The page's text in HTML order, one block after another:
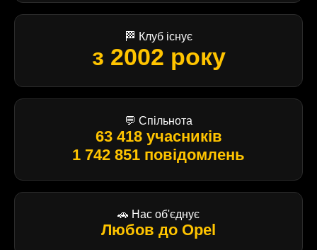
🏁 Клуб існує
з 2002 року
💬 Спільнота
63 418 учасників
1 742 851 повідомлень
🚗 Нас об'єднує
Любов до Opel